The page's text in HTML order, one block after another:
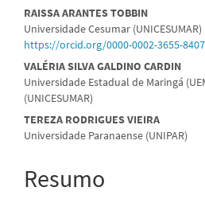
Conteúdo
do
artigo
principal
RAISSA ARANTES TOBBIN
Universidade Cesumar (UNICESUMAR)
https://orcid.org/0000-0002-3655-8407
VALÉRIA SILVA GALDINO CARDIN
Universidade Estadual de Maringá
(UNICESUMAR)
TEREZA RODRIGUES VIEIRA
Universidade Paranaense (UNIPAR)
Resumo